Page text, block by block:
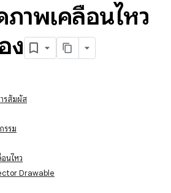
ภาพเคลื่อนไหว
ง
รสัมผัส
รรม
นไหว
Drawable